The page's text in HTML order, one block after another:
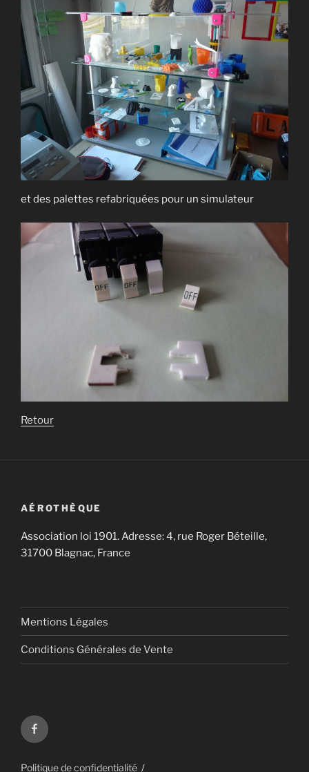
et des palettes refabriquées pour un simulateur
Retour
AÉROTHÈQUE
Association loi 1901. Adresse: 4, rue Roger Béteille,
31700 Blagnac, France
Mentions Légales
Conditions Générales de Vente
Aérothèque
sur
Politique de confidentialité